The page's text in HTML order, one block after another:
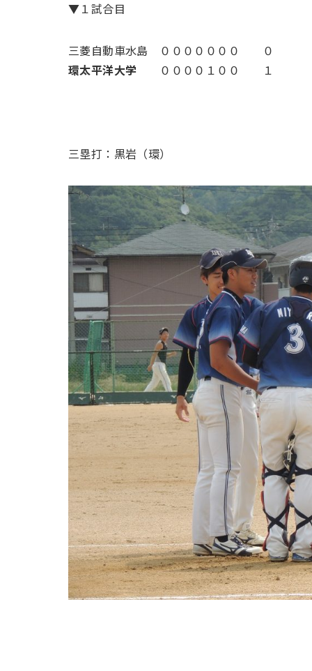
▼１試合目
三菱自動車水島 ０００００００ ０
環太平洋大学
００００１００ １
三塁打：黒岩（環）